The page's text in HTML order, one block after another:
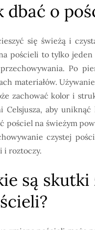
dbać o
się świeżą i
pościeli to tylko
Po
materiałów.
zachować kolor i
Celsjusza, aby
pościel na świeżym
czystej
i roztoczy.
są